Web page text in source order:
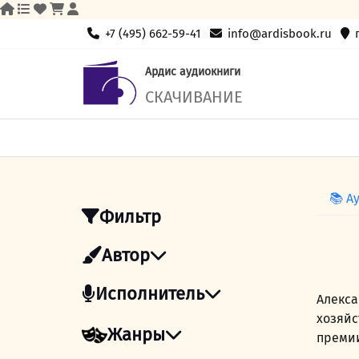
+7 (495) 662-59-41 info@ardisbook.ru
Ардис аудиокниги
СКАЧИВАНИЕ
Фильтр
Автор
Исполнитель
Жанры
📚